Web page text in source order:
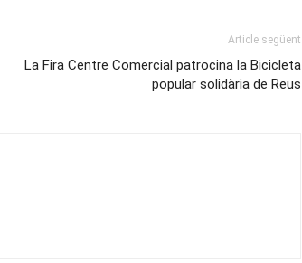
Article següent
La Fira Centre Comercial patrocina la Bicicleta
popular solidària de Reus